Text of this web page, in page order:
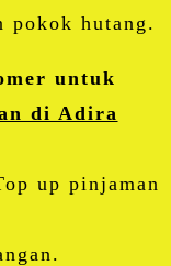
pokok hutang.
untuk
di Adira
up pinjaman